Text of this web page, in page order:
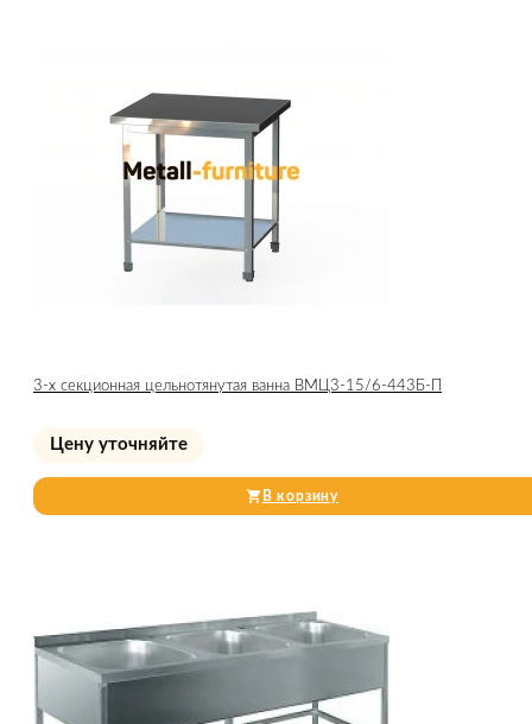
3-х секционная цельнотянутая ванна ВМЦ3-15/6-443Б-П
Цену уточняйте
В корзину